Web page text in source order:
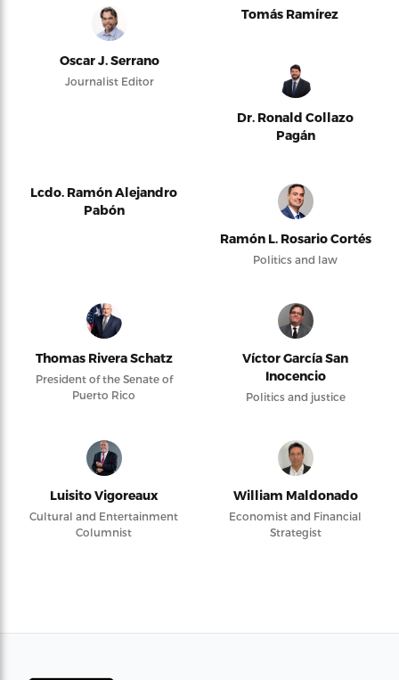
Oscar J. Serrano
Journalist Editor
Tomás Ramírez
Dr. Ronald Collazo
Pagán
Lcdo. Ramón Alejandro
Pabón
Ramón L. Rosario Cortés
Politics and law
Thomas Rivera Schatz
President of the Senate of
Puerto Rico
Víctor García San
Inocencio
Politics and justice
Luisito Vigoreaux
Cultural and Entertainment
Columnist
William Maldonado
Economist and Financial
Strategist